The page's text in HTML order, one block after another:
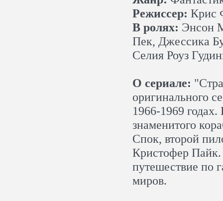
Режиссер: Крис
В ролях: Энсон
Пек, Джессика
Селия Роуз
О сериале:
оригинального
1966-1969
знаменитого
Спок, второй
Кристофер Пайк.
путешествие по
миров.